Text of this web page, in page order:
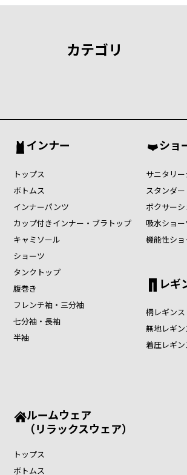
カテゴリ
インナー
トップス
ボトムス
インナーパンツ
カップ付きインナー・ブラトップ
キャミソール
ショーツ
タンクトップ
腹巻き
フレンチ袖・三分袖
七分袖・長袖
半袖
ショ
サニタリ
スタンダ
ボクサー
吸水ショー
機能性ショ
レギ
柄レギンス
無地レギン
着圧レギン
ルームウェア
（リラックスウェア）
トップス
ボトムス